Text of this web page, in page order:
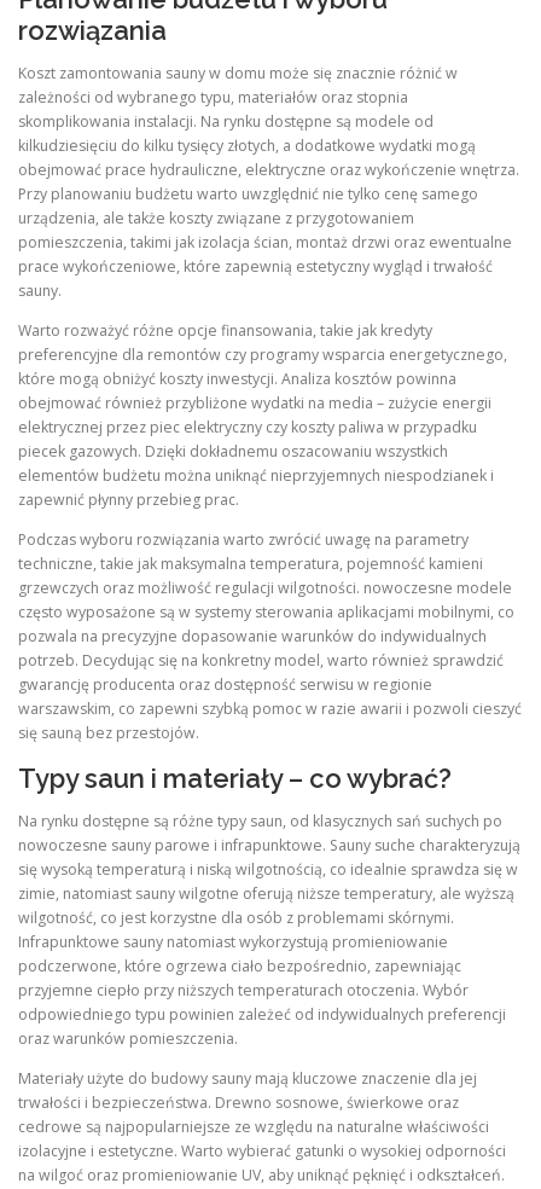
rozwiązania
Koszt zamontowania sauny w domu może się znacznie różnić w
zależności od wybranego typu, materiałów oraz stopnia
skomplikowania instalacji. Na rynku dostępne są modele od
kilkudziesięciu do kilku tysięcy złotych, a dodatkowe wydatki mogą
obejmować prace hydrauliczne, elektryczne oraz wykończenie wnętrza.
Przy planowaniu budżetu warto uwzględnić nie tylko cenę samego
urządzenia, ale także koszty związane z przygotowaniem
pomieszczenia, takimi jak izolacja ścian, montaż drzwi oraz ewentualne
prace wykończeniowe, które zapewnią estetyczny wygląd i trwałość
sauny.
Warto rozważyć różne opcje finansowania, takie jak kredyty
preferencyjne dla remontów czy programy wsparcia energetycznego,
które mogą obniżyć koszty inwestycji. Analiza kosztów powinna
obejmować również przybliżone wydatki na media – zużycie energii
elektrycznej przez piec elektryczny czy koszty paliwa w przypadku
piecek gazowych. Dzięki dokładnemu oszacowaniu wszystkich
elementów budżetu można uniknąć nieprzyjemnych niespodzianek i
zapewnić płynny przebieg prac.
Podczas wyboru rozwiązania warto zwrócić uwagę na parametry
techniczne, takie jak maksymalna temperatura, pojemność kamieni
grzewczych oraz możliwość regulacji wilgotności. nowoczesne modele
często wyposażone są w systemy sterowania aplikacjami mobilnymi, co
pozwala na precyzyjne dopasowanie warunków do indywidualnych
potrzeb. Decydując się na konkretny model, warto również sprawdzić
gwarancję producenta oraz dostępność serwisu w regionie
warszawskim, co zapewni szybką pomoc w razie awarii i pozwoli cieszyć
się sauną bez przestojów.
Typy saun i materiały – co wybrać?
Na rynku dostępne są różne typy saun, od klasycznych sań suchych po
nowoczesne sauny parowe i infrapunktowe. Sauny suche charakteryzują
się wysoką temperaturą i niską wilgotnością, co idealnie sprawdza się w
zimie, natomiast sauny wilgotne oferują niższe temperatury, ale wyższą
wilgotność, co jest korzystne dla osób z problemami skórnymi.
Infrapunktowe sauny natomiast wykorzystują promieniowanie
podczerwone, które ogrzewa ciało bezpośrednio, zapewniając
przyjemne ciepło przy niższych temperaturach otoczenia. Wybór
odpowiedniego typu powinien zależeć od indywidualnych preferencji
oraz warunków pomieszczenia.
Materiały użyte do budowy sauny mają kluczowe znaczenie dla jej
trwałości i bezpieczeństwa. Drewno sosnowe, świerkowe oraz
cedrowe są najpopularniejsze ze względu na naturalne właściwości
izolacyjne i estetyczne. Warto wybierać gatunki o wysokiej odporności
na wilgoć oraz promieniowanie UV, aby uniknąć pęknięć i odkształceń.